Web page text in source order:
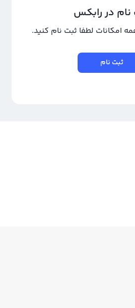
نام در رابکس
امکانات لطفا ثبت نام کنید.
ثبت نام